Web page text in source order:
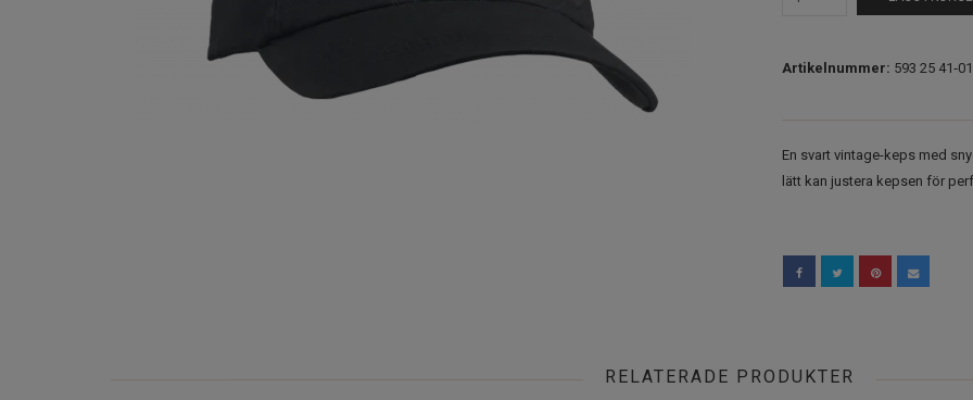
Artikelnummer: 593 25 41‑01
En svart vintage-keps med
lätt kan justera kepsen för
RELATERADE PRODUKTER